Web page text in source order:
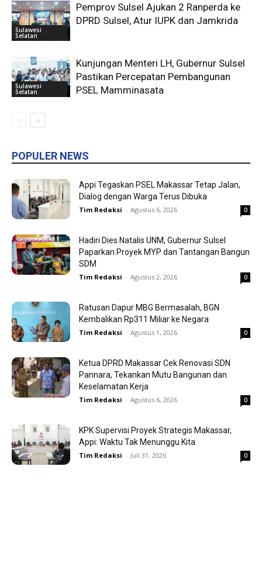
Sulawesi
Selatan
Pemprov Sulsel Ajukan 2 Ranperda ke
DPRD Sulsel, Atur IUPK dan Jamkrida
Sulawesi
Selatan
Kunjungan Menteri LH, Gubernur Sulsel
Pastikan Percepatan Pembangunan
PSEL Mamminasata
POPULER NEWS
Appi Tegaskan PSEL Makassar Tetap Jalan,
Dialog dengan Warga Terus Dibuka
Tim Redaksi - Agustus 6, 2026 0
Hadiri Dies Natalis UNM, Gubernur Sulsel
Paparkan Proyek MYP dan Tantangan Bangun
SDM
Tim Redaksi - Agustus 2, 2026 0
Ratusan Dapur MBG Bermasalah, BGN
Kembalikan Rp311 Miliar ke Negara
Tim Redaksi - Agustus 1, 2026 0
Ketua DPRD Makassar Cek Renovasi SDN
Pannara, Tekankan Mutu Bangunan dan
Keselamatan Kerja
Tim Redaksi - Agustus 6, 2026 0
KPK Supervisi Proyek Strategis Makassar,
Appi: Waktu Tak Menunggu Kita
Tim Redaksi - Juli 31, 2026 0